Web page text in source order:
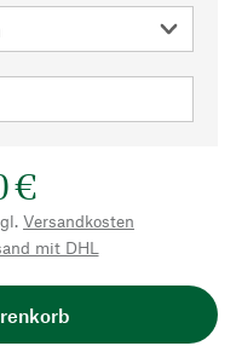
€
Versandkosten
mit DHL